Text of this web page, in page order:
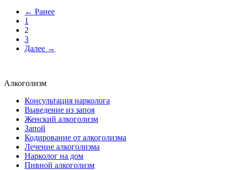
← Ранее
1
2
3
Далее →
Алкоголизм
Консультация нарколога
Выведение из запоя
Женский алкоголизм
Запой
Кодирование от алкоголизма
Лечение алкоголизма
Нарколог на дом
Пивной алкоголизм